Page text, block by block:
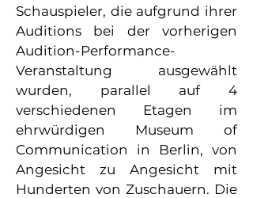
Schauspieler, die aufgrund ihrer
Auditions bei der vorherigen
Audition-Performance-
Veranstaltung ausgewählt
wurden, parallel auf 4
verschiedenen Etagen im
ehrwürdigen Museum of
Communication in Berlin, von
Angesicht zu Angesicht mit
Hunderten von Zuschauern. Die